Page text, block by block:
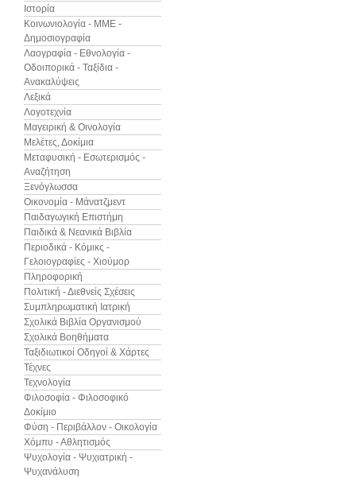
Ιστορία
Κοινωνιολογία - ΜΜΕ -
Δημοσιογραφία
Λαογραφία - Εθνολογία -
Οδοιπορικά - Ταξίδια -
Ανακαλύψεις
Λεξικά
Λογοτεχνία
Μαγειρική & Οινολογία
Μελέτες, Δοκίμια
Μεταφυσική - Εσωτερισμός -
Αναζήτηση
Ξενόγλωσσα
Οικονομία - Μάνατζμεντ
Παιδαγωγική Επιστήμη
Παιδικά & Νεανικά Βιβλία
Περιοδικά - Κόμικς -
Γελοιογραφίες - Χιούμορ
Πληροφορική
Πολιτική - Διεθνείς Σχέσεις
Συμπληρωματική Ιατρική
Σχολικά Βιβλία Οργανισμού
Σχολικά Βοηθήματα
Ταξιδιωτικοί Οδηγοί & Χάρτες
Τέχνες
Τεχνολογία
Φιλοσοφία - Φιλοσοφικό
Δοκίμιο
Φύση - Περιβάλλον - Οικολογία
Χόμπυ - Αθλητισμός
Ψυχολογία - Ψυχιατρική -
Ψυχανάλυση